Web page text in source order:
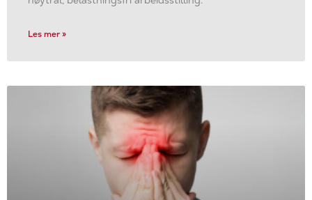
Les mer »